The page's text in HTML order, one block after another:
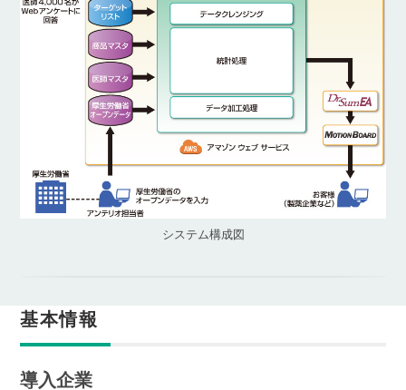
システム構成図
基本情報
導入企業